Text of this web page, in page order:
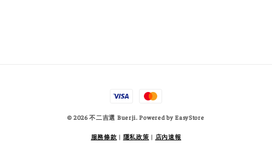
© 2026 不二吉選 Buerji. Powered byEasyStore
服務條款 | 隱私政策 | 店內速報